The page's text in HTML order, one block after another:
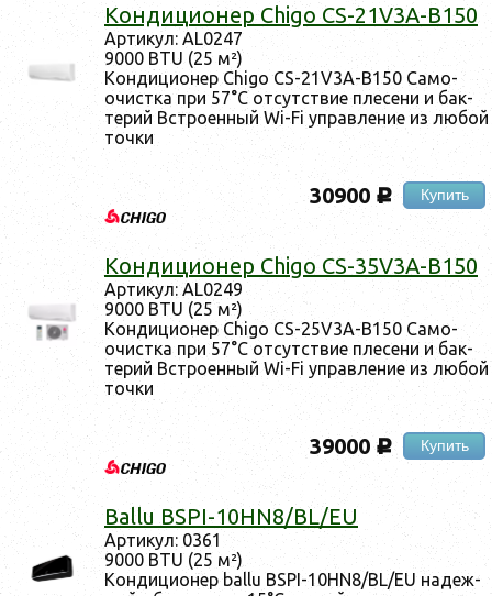
Кон­ди­ци­онер Chigo CS-21V3A-B150
Ар­ти­кул: AL0247
9000 BTU (25 м²)
Кон­ди­ци­онер Chigo CS-21V3A-B150 Са­мо­
очис­тка при 57°C от­сутс­твие пле­сени и бак­
те­рий Встро­ен­ный Wi-Fi уп­равле­ние из лю­бой
точ­ки
30900 c Купить
Кон­ди­ци­онер Chigo CS-35V3A-B150
Ар­ти­кул: AL0249
9000 BTU (25 м²)
Кон­ди­ци­онер Chigo CS-25V3A-B150 Са­мо­
очис­тка при 57°C от­сутс­твие пле­сени и бак­
те­рий Встро­ен­ный Wi-Fi уп­равле­ние из лю­бой
точ­ки
39000 c Купить
Ballu BSPI-10HN8/BL/EU
Ар­ти­кул: 0361
9000 BTU (25 м²)
Кон­ди­ци­онер ballu BSPI-10HN8/BL/EU на­деж­